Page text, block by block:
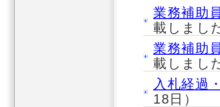
業務補助
載しまし
業務補助
載しまし
入札経過
18日）